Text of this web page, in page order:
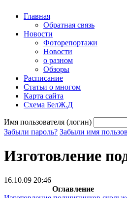
Главная
Обратная связь
Новости
Фоторепортажи
Новости
о разном
Обзоры
Расписание
Статьи о многом
Карта сайта
Схема БелЖ.Д
Имя пользователя (логин)
Забыли пароль? Забыли имя
Изготовление
16.10.09 20:46
Оглавление